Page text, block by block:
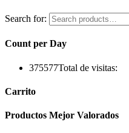
Search for:
Count per Day
375577Total de visitas:
Carrito
Productos Mejor Valorados